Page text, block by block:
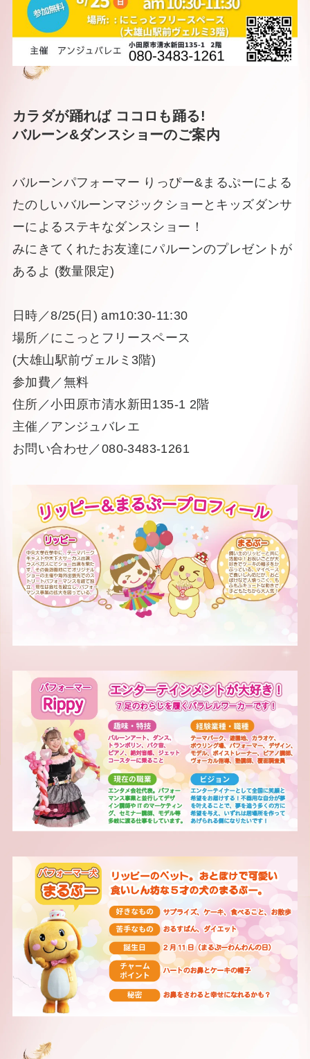
カラダが踊れば ココロも踊る!
バルーン&ダンスショーのご案内
バルーンパフォーマー りっぴー&まるぷーによる
たのしいバルーンマジックショーとキッズダンサ
ーによるステキなダンスショー！
みにきてくれたお友達にパルーンのプレゼントが
あるよ (数量限定)
日時／8/25(日) am10:30-11:30
場所／にこっとフリースペース
(大雄山駅前ヴェルミ3階)
参加費／無料
住所／小田原市清水新田135-1 2階
主催／アンジュバレエ
お問い合わせ／080-3483-1261